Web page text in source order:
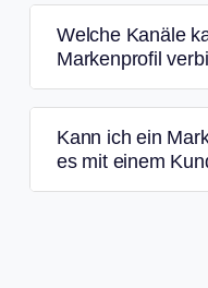
Welche Kanäle
Markenprofil
Kann ich ein
es mit einem